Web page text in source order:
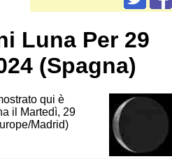
Luna Per 29
(Spagna)
qui è
il Martedì, 29
Madrid)